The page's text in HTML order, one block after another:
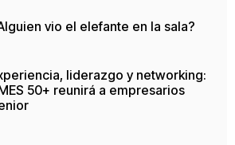
vio el elefante en la sala?
liderazgo y networking:
50+ reunirá a empresarios